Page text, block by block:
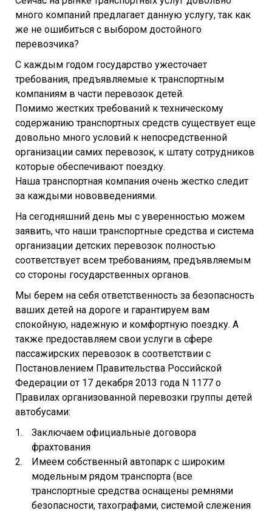
много компаний предлагает данную услугу, так как
же не ошибиться с выбором достойного
перевозчика?
С каждым годом государство ужесточает
требования, предъявляемые к транспортным
компаниям в части перевозок детей.
Помимо жестких требований к техническому
содержанию транспортных средств существует еще
довольно много условий к непосредственной
организации самих перевозок, к штату сотрудников
которые обеспечивают поездку.
Наша транспортная компания очень жестко следит
за каждыми нововведениями.
На сегодняшний день мы с уверенностью можем
заявить, что наши транспортные средства и система
организации детских перевозок полностью
соответствует всем требованиям, предъявляемым
со стороны государственных органов.
Мы берем на себя ответственность за безопасность
ваших детей на дороге и гарантируем вам
спокойную, надежную и комфортную поездку. А
также предоставляем свои услуги в сфере
пассажирских перевозок в соответствии с
Постановлением Правительства Российской
Федерации от 17 декабря 2013 года N 1177 о
Правилах организованной перевозки группы детей
автобусами:
Заключаем официальные договора
фрахтования
Имеем собственный автопарк с широким
модельным рядом транспорта (все
транспортные средства оснащены ремнями
безопасности, тахографами, системой слежения